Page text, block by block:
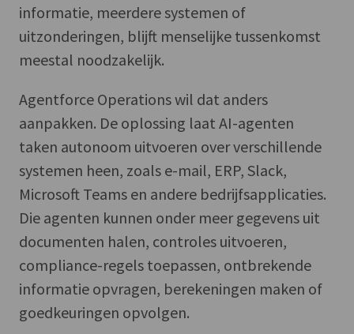
informatie, meerdere systemen of
uitzonderingen, blijft menselijke tussenkomst
meestal noodzakelijk.
Agentforce Operations wil dat anders
aanpakken. De oplossing laat AI-agenten
taken autonoom uitvoeren over verschillende
systemen heen, zoals e-mail, ERP, Slack,
Microsoft Teams en andere bedrijfsapplicaties.
Die agenten kunnen onder meer gegevens uit
documenten halen, controles uitvoeren,
compliance-regels toepassen, ontbrekende
informatie opvragen, berekeningen maken of
goedkeuringen opvolgen.